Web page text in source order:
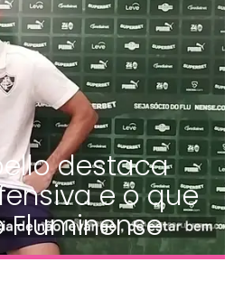
destaca
e o que